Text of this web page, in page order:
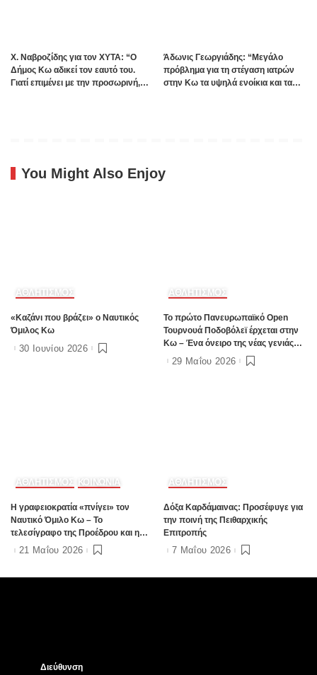
Χ. Ναβροζίδης για τον ΧΥΤΑ: “Ο
Δήμος Κω αδικεί τον εαυτό του.
Γιατί επιμένει με την προσωρινή,
Άδωνις Γεωργιάδης: “Μεγάλο
πρόβλημα για τη στέγαση ιατρών
στην Κω τα υψηλά ενοίκια και τα
You Might Also Enjoy
ΑΘΛΗΤΙΣΜΟΣ
«Καζάνι που βράζει» ο Ναυτικός
Όμιλος Κω
30 Ιουνίου 2026
ΑΘΛΗΤΙΣΜΟΣ
Το πρώτο Πανευρωπαϊκό Open
Τουρνουά Ποδοβόλεϊ έρχεται στην
Κω – Ένα όνειρο της νέας γενιάς
που γίνεται πραγματικότητα
29 Μαΐου 2026
ΑΘΛΗΤΙΣΜΟΣ ΚΟΙΝΩΝΙΑ
Η γραφειοκρατία «πνίγει» τον
Ναυτικό Όμιλο Κω – Το
τελεσίγραφο της Προέδρου και η
«μουδιασμένη» επιστολή του
21 Μαΐου 2026
ΑΘΛΗΤΙΣΜΟΣ
Δόξα Καρδάμαινας: Προσέφυγε για
την ποινή της Πειθαρχικής
Επιτροπής
7 Μαΐου 2026
Διεύθυνση